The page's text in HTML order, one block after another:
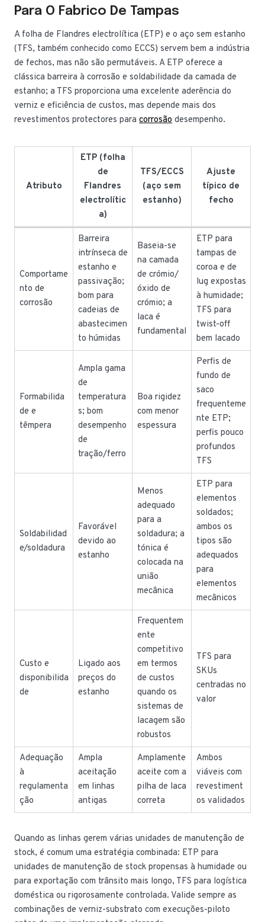
Para O Fabrico De Tampas
A folha de Flandres electrolítica (ETP) e o aço sem estanho
(TFS, também conhecido como ECCS) servem bem a indústria
de fechos, mas não são permutáveis. A ETP oferece a
clássica barreira à corrosão e soldabilidade da camada de
estanho; a TFS proporciona uma excelente aderência do
verniz e eficiência de custos, mas depende mais dos
revestimentos protectores para corrosão desempenho.
Atributo
ETP (folha
de
Flandres
electrolític
a)
TFS/ECCS
(aço sem
estanho)
Ajuste
típico de
fecho
Comportame
nto de
corrosão
Barreira
intrínseca de
estanho e
passivação;
bom para
cadeias de
abastecimen
to húmidas
Baseia-se
na camada
de crómio/
óxido de
crómio; a
laca é
fundamental
ETP para
tampas de
coroa e de
lug expostas
à humidade;
TFS para
twist-off
bem lacado
Formabilida
de e
têmpera
Ampla gama
de
temperatura
s; bom
desempenho
de
tração/ferro
Boa rigidez
com menor
espessura
Perfis de
fundo de
saco
frequenteme
nte ETP;
perfis pouco
profundos
TFS
Soldabilidad
e/soldadura
Favorável
devido ao
estanho
Menos
adequado
para a
soldadura; a
tónica é
colocada na
união
mecânica
ETP para
elementos
soldados;
ambos os
tipos são
adequados
para
elementos
mecânicos
Custo e
disponibilida
de
Ligado aos
preços do
estanho
Frequentem
ente
competitivo
em termos
de custos
quando os
sistemas de
lacagem são
robustos
TFS para
SKUs
centradas no
valor
Adequação
à
regulamenta
ção
Ampla
aceitação
em linhas
antigas
Amplamente
aceite com a
pilha de laca
correta
Ambos
viáveis com
revestiment
os validados
Quando as linhas gerem várias unidades de manutenção de
stock, é comum uma estratégia combinada: ETP para
unidades de manutenção de stock propensas à humidade ou
para exportação com trânsito mais longo, TFS para logística
doméstica ou rigorosamente controlada. Valide sempre as
combinações de verniz-substrato com execuções-piloto